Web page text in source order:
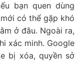
bạn quen dùng
có thể gặp khó
ở đâu. Ngoài ra,
xác minh. Google
bị xóa, quyền sở